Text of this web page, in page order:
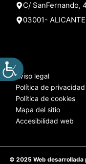
C/ SanFernando,
03001- ALICANTE
Aviso legal
Política de privacidad
Política de cookies
Mapa del sitio
Accesibilidad web
© 2025 Web desarrollada